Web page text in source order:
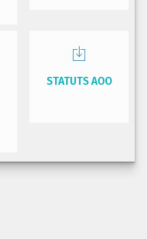
STATUTS AOO